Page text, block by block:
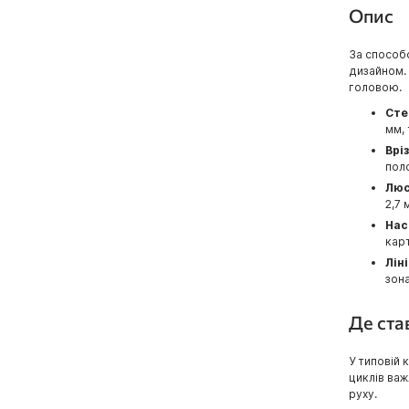
Опис
За
дизайном.
головою.
мм,
2,7
Де
У типовій
циклів
руху.